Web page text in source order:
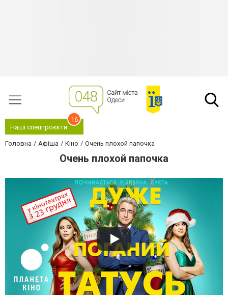
Наші спецпроєкти
16
Головна Афіша Кіно Очень плохой папочка
Очень плохой папочка